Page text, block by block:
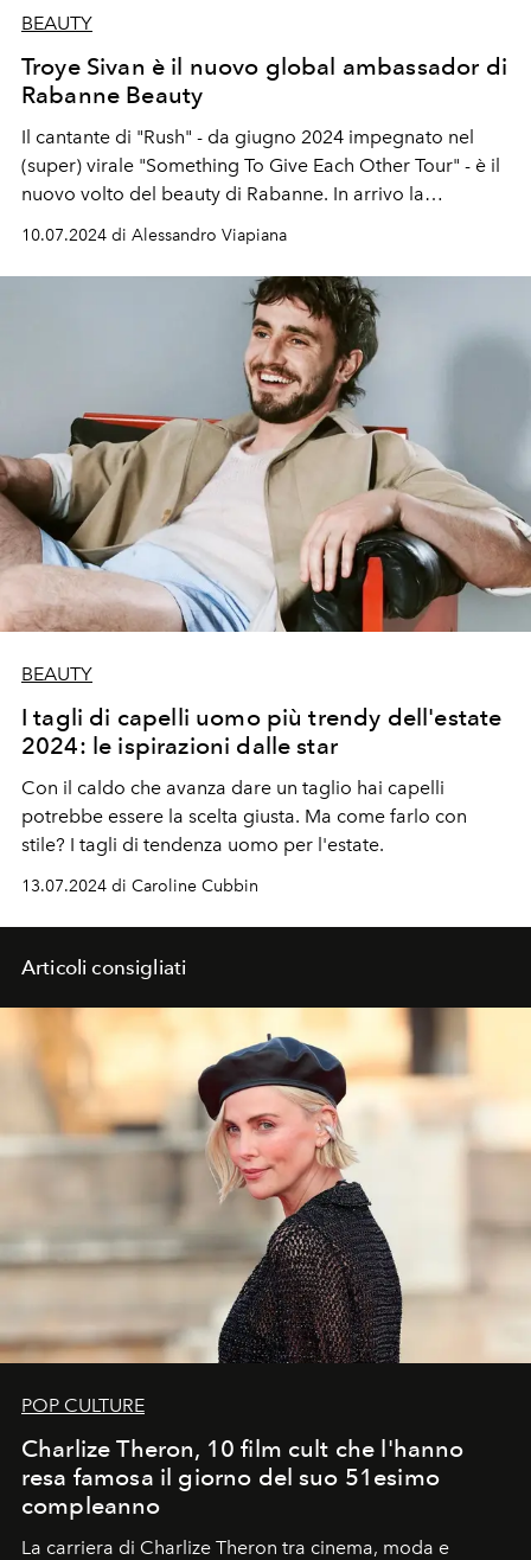
BEAUTY
Troye Sivan è il nuovo global ambassador di
Rabanne Beauty
Il cantante di "Rush" - da giugno 2024 impegnato nel
(super) virale "Something To Give Each Other Tour" - è il
nuovo volto del beauty di Rabanne. In arrivo la
10.07.2024 di Alessandro Viapiana
BEAUTY
I tagli di capelli uomo più trendy dell'estate
2024: le ispirazioni dalle star
Con il caldo che avanza dare un taglio hai capelli
potrebbe essere la scelta giusta. Ma come farlo con
stile? I tagli di tendenza uomo per l'estate.
13.07.2024 di Caroline Cubbin
Articoli consigliati
POP CULTURE
Charlize Theron, 10 film cult che l'hanno
resa famosa il giorno del suo 51esimo
compleanno
La carriera di Charlize Theron tra cinema, moda e